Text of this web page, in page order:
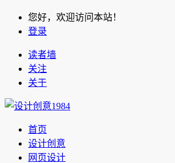
您好，欢迎访问本站！
登录
读者墙
关注
关于
首页
设计创意
网页设计